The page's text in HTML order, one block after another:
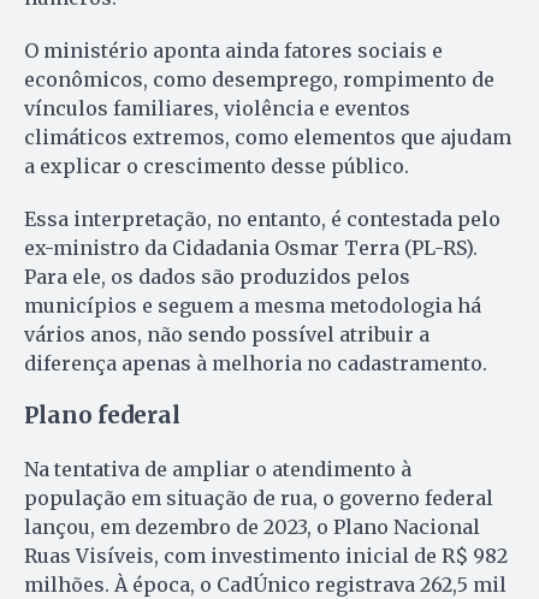
O ministério aponta ainda fatores sociais e
econômicos, como desemprego, rompimento de
vínculos familiares, violência e eventos
climáticos extremos, como elementos que ajudam
a explicar o crescimento desse público.
Essa interpretação, no entanto, é contestada pelo
ex-ministro da Cidadania Osmar Terra (PL-RS).
Para ele, os dados são produzidos pelos
municípios e seguem a mesma metodologia há
vários anos, não sendo possível atribuir a
diferença apenas à melhoria no cadastramento.
Plano federal
Na tentativa de ampliar o atendimento à
população em situação de rua, o governo federal
lançou, em dezembro de 2023, o Plano Nacional
Ruas Visíveis, com investimento inicial de R$ 982
milhões. À época, o CadÚnico registrava 262,5 mil